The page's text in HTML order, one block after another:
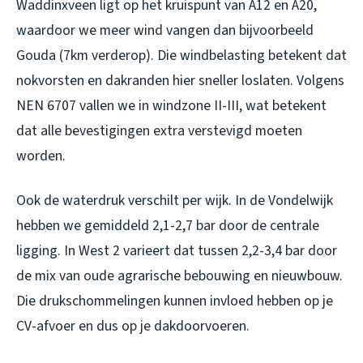
Waddinxveen ligt op het kruispunt van A12 en A20,
waardoor we meer wind vangen dan bijvoorbeeld
Gouda (7km verderop). Die windbelasting betekent dat
nokvorsten en dakranden hier sneller loslaten. Volgens
NEN 6707 vallen we in windzone II-III, wat betekent
dat alle bevestigingen extra verstevigd moeten
worden.
Ook de waterdruk verschilt per wijk. In de Vondelwijk
hebben we gemiddeld 2,1-2,7 bar door de centrale
ligging. In West 2 varieert dat tussen 2,2-3,4 bar door
de mix van oude agrarische bebouwing en nieuwbouw.
Die drukschommelingen kunnen invloed hebben op je
CV-afvoer en dus op je dakdoorvoeren.